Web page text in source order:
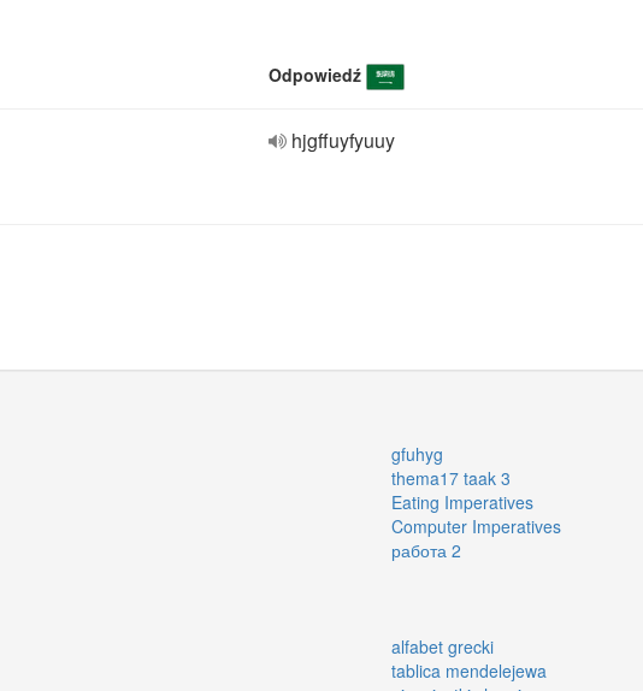
Odpowiedź
hjgffuyfyuuy
gfuhyg
thema17 taak 3
Eating Imperatives
Computer Imperatives
работа 2
alfabet grecki
tablica mendelejewa